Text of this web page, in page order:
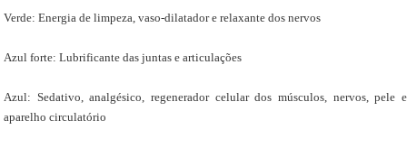
Verde: Energia de limpeza, vaso-dilatador e relaxante dos nervos
Azul forte: Lubrificante das juntas e articulações
Azul: Sedativo, analgésico, regenerador celular dos músculos, nervos, pele e
aparelho circulatório